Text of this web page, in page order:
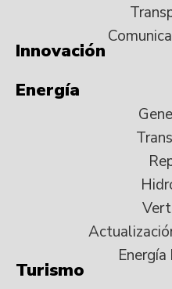
Innovación
Energía
Turismo